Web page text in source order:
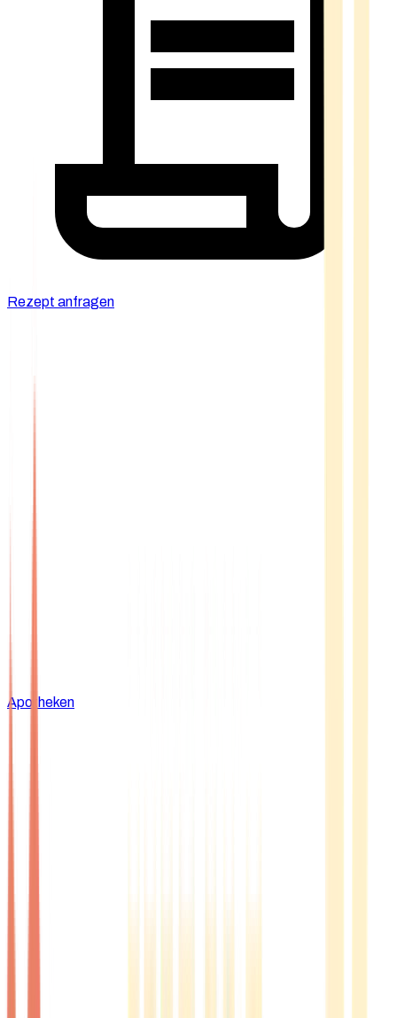
Rezept anfragen
Apotheken